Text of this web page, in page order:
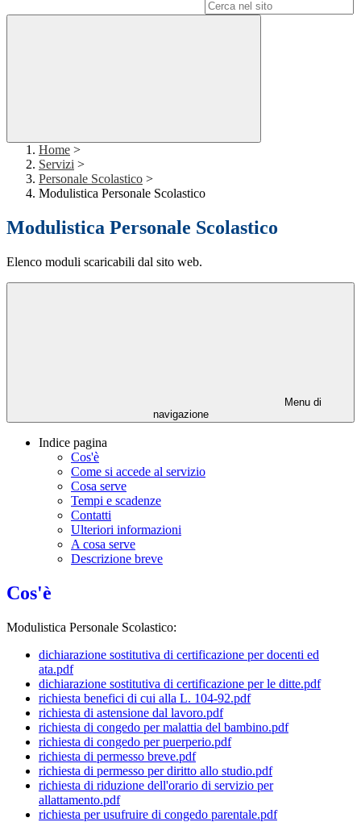
Home >
Servizi >
Personale Scolastico >
Modulistica Personale Scolastico
Modulistica Personale Scolastico
Elenco moduli scaricabili dal sito web.
Menu di
navigazione
Indice pagina
Cos'è
Come si accede al servizio
Cosa serve
Tempi e scadenze
Contatti
Ulteriori informazioni
A cosa serve
Descrizione breve
Cos'è
Modulistica Personale Scolastico:
dichiarazione sostitutiva di certificazione per docenti ed
ata.pdf
dichiarazione sostitutiva di certificazione per le ditte.pdf
richiesta benefici di cui alla L. 104-92.pdf
richiesta di astensione dal lavoro.pdf
richiesta di congedo per malattia del bambino.pdf
richiesta di congedo per puerperio.pdf
richiesta di permesso breve.pdf
richiesta di permesso per diritto allo studio.pdf
richiesta di riduzione dell'orario di servizio per
allattamento.pdf
richiesta per usufruire di congedo parentale.pdf